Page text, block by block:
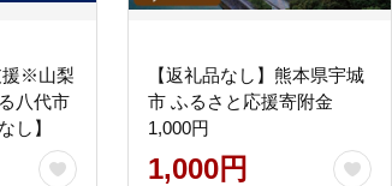
援※山梨
八代市
し】
【返礼品なし】熊本県宇城
市 ふるさと応援寄附金
1,000円
1,000円